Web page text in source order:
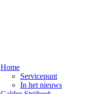
Home
Servicepunt
In het nieuws